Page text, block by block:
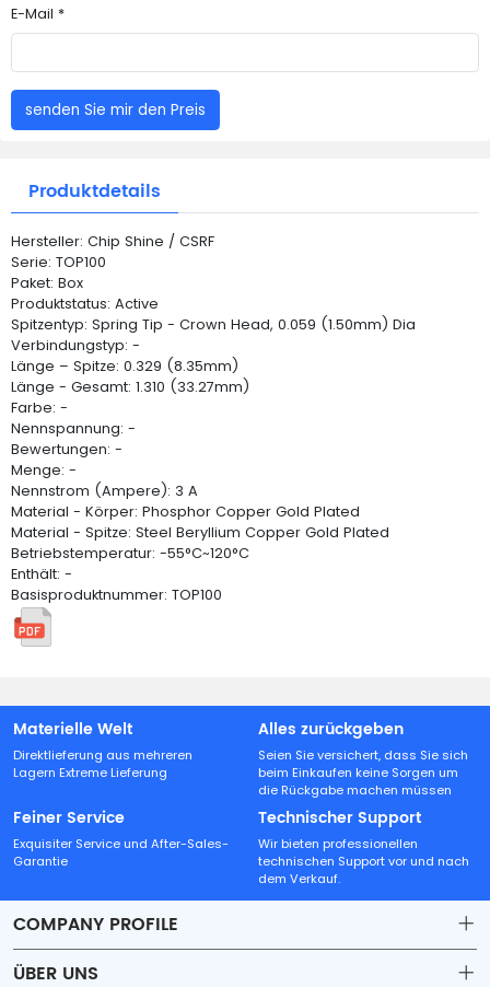
E-Mail *
senden Sie mir den Preis
Produktdetails
Hersteller: Chip Shine / CSRF
Serie: TOP100
Paket: Box
Produktstatus: Active
Spitzentyp: Spring Tip - Crown Head, 0.059 (1.50mm) Dia
Verbindungstyp: -
Länge – Spitze: 0.329 (8.35mm)
Länge - Gesamt: 1.310 (33.27mm)
Farbe: -
Nennspannung: -
Bewertungen: -
Menge: -
Nennstrom (Ampere): 3 A
Material - Körper: Phosphor Copper Gold Plated
Material - Spitze: Steel Beryllium Copper Gold Plated
Betriebstemperatur: -55°C~120°C
Enthält: -
Basisproduktnummer: TOP100
Materielle Welt
Direktlieferung aus mehreren
Lagern Extreme Lieferung
Alles zurückgeben
Seien Sie versichert, dass Sie sich
beim Einkaufen keine Sorgen um
die Rückgabe machen müssen
Feiner Service
Exquisiter Service und After-Sales-
Garantie
Technischer Support
Wir bieten professionellen
technischen Support vor und nach
dem Verkauf.
COMPANY PROFILE
ÜBER UNS